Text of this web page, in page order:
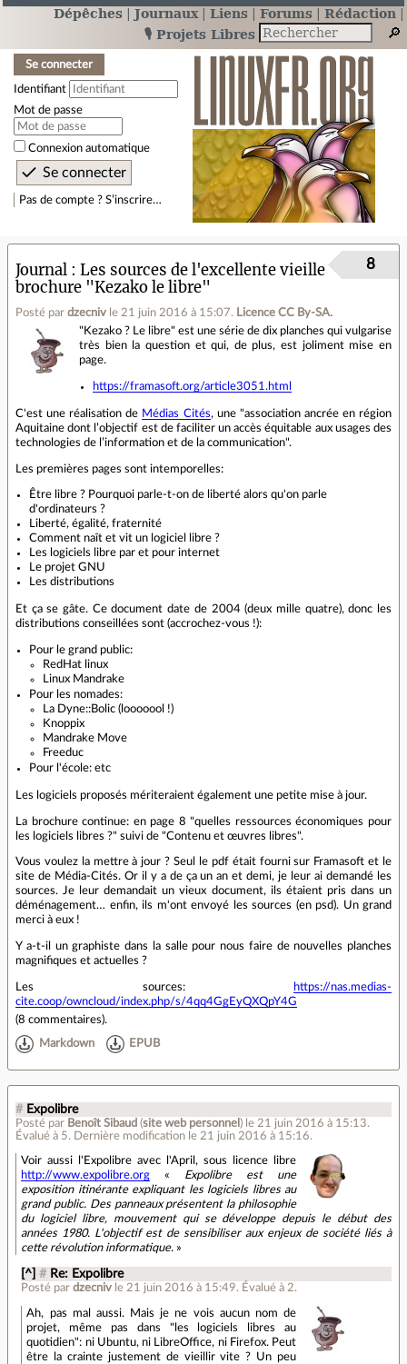
Dépêches Journaux Liens Forums
Rédaction
🎙️ Projets Libres
Se connecter
Identifiant
Mot de passe
Connexion automatique
Pas de compte ? S’inscrire…
Journal
Les sources de l'excellente vieille
brochure "Kezako le libre"
Posté par dzecniv le 21 juin 2016 à 15:07. Licence CC By‑SA.
8
"Kezako ? Le libre" est une série de dix planches qui vulgarise
très bien la question et qui, de plus, est joliment mise en
page.
https://framasoft.org/article3051.html
C'est une réalisation de Médias Cités, une "association ancrée en région
Aquitaine dont l’objectif est de faciliter un accès équitable aux usages des
technologies de l’information et de la communication".
Les premières pages sont intemporelles:
Être libre ? Pourquoi parle-t-on de liberté alors qu'on parle
d'ordinateurs ?
Liberté, égalité, fraternité
Comment naît et vit un logiciel libre ?
Les logiciels libre par et pour internet
Le projet GNU
Les distributions
Et ça se gâte. Ce document date de 2004 (deux mille quatre), donc les
distributions conseillées sont (accrochez-vous !):
Pour le grand public:
RedHat linux
Linux Mandrake
Pour les nomades:
La Dyne::Bolic (looooool !)
Knoppix
Mandrake Move
Freeduc
Pour l'école: etc
Les logiciels proposés mériteraient également une petite mise à jour.
La brochure continue: en page 8 "quelles ressources économiques pour
les logiciels libres ?" suivi de "Contenu et œuvres libres".
Vous voulez la mettre à jour ? Seul le pdf était fourni sur Framasoft et le
site de Média-Cités. Or il y a de ça un an et demi, je leur ai demandé les
sources. Je leur demandait un vieux document, ils étaient pris dans un
déménagement… enfin, ils m'ont envoyé les sources (en psd). Un grand
merci à eux !
Y a-t-il un graphiste dans la salle pour nous faire de nouvelles planches
magnifiques et actuelles ?
Les sources:
https://nas.medias-
cite.coop/owncloud/index.php/s/4qq4GgEyQXQpY4G
(8 commentaires).
Markdown EPUB
# Expolibre
Posté par Benoît Sibaud (site web personnel ) le 21 juin 2016 à 15:13.
Évalué à 5. Dernière modification le 21 juin 2016 à 15:16.
Voir aussi l'Expolibre avec l'April, sous licence libre
http://www.expolibre.org « Expolibre est une
exposition itinérante expliquant les logiciels libres au
grand public. Des panneaux présentent la philosophie
du logiciel libre, mouvement qui se développe depuis le début des
années 1980. L'objectif est de sensibiliser aux enjeux de société liés à
cette révolution informatique. »
[^] # Re: Expolibre
Posté pardzecniv le 21 juin 2016 à 15:49. Évalué à 2.
Ah, pas mal aussi. Mais je ne vois aucun nom de
projet, même pas dans "les logiciels libres au
quotidien": ni Ubuntu, ni LibreOffice, ni Firefox. Peut
être la crainte justement de vieillir vite ? Un peu